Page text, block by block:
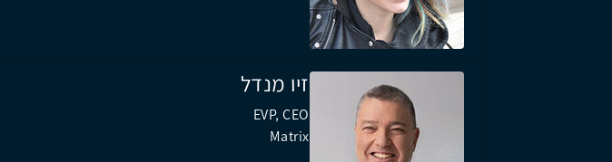
זיו מנדל
EVP, CEO
Matrix